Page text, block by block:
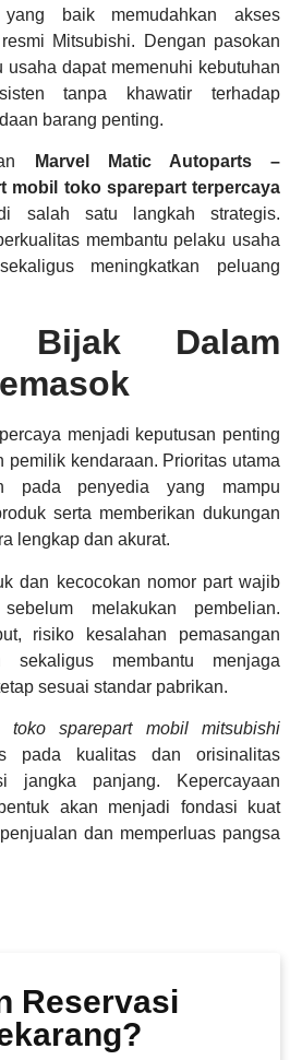
baik memudahkan akses
Mitsubishi. Dengan pasokan
usaha dapat memenuhi kebutuhan
tanpa khawatir terhadap
barang penting.
Marvel Matic Autoparts –
mobil toko sparepart terpercaya
salah satu langkah strategis.
membantu pelaku usaha
meningkatkan peluang
Bijak Dalam
menjadi keputusan penting
pemilik kendaraan. Prioritas utama
pada penyedia yang mampu
serta memberikan dukungan
lengkap dan akurat.
dan kecocokan nomor part wajib
melakukan pembelian.
risiko kesalahan pemasangan
sekaligus membantu menjaga
sesuai standar pabrikan.
toko sparepart mobil mitsubishi
pada kualitas dan orisinalitas
jangka panjang. Kepercayaan
akan menjadi fondasi kuat
dan memperluas pangsa
Reservasi